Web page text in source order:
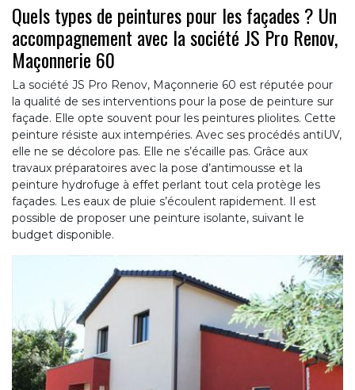
Quels types de peintures pour les façades ? Un
accompagnement avec la société JS Pro Renov,
Maçonnerie 60
La société JS Pro Renov, Maçonnerie 60 est réputée pour
la qualité de ses interventions pour la pose de peinture sur
façade. Elle opte souvent pour les peintures pliolites. Cette
peinture résiste aux intempéries. Avec ses procédés antiUV,
elle ne se décolore pas. Elle ne s’écaille pas. Grâce aux
travaux préparatoires avec la pose d’antimousse et la
peinture hydrofuge à effet perlant tout cela protège les
façades. Les eaux de pluie s’écoulent rapidement. Il est
possible de proposer une peinture isolante, suivant le
budget disponible.